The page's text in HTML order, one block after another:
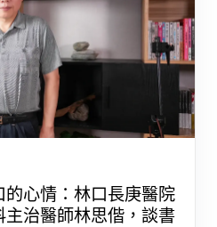
的心情：林口長庚醫院
主治醫師林思偕，談書